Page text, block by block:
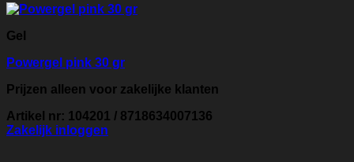
Gel
Powergel pink 30 gr
Prijzen alleen voor zakelijke klanten
Artikel nr: 104201 / 8718634007136
Zakelijk inloggen